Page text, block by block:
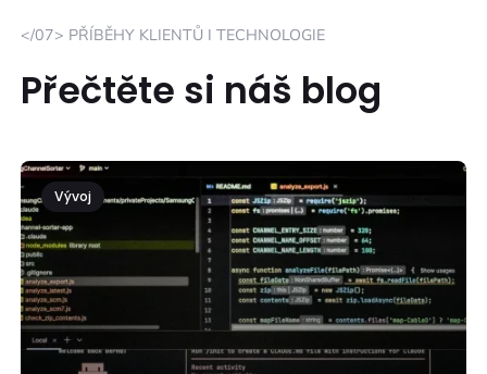
</07> PŘÍBĚHY KLIENTŮ I TECHNOLOGIE
Přečtěte si náš blog
Vývoj